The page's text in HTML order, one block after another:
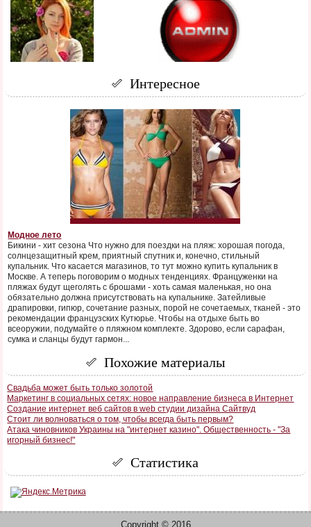
Интересное
Модное лето
Бикини - хит сезона Что нужно для поездки на пляж: хорошая погода,
солнцезащитный крем, приятный спутник и, конечно, стильный
купальник. Что касается магазинов, то тут можно купить купальник в
Москве. А теперь поговорим о модных тенденциях. Француженки на
пляжах будут щеголять с брошами - хоть самая маленькая, но она
обязательно должна присутствовать на купальнике. Затейливые
драпировки, гипюр, сочетание разных, порой не сочетаемых, тканей - это
рекомендации французских Кутюрье. Чтобы на отдыхе быть во
всеоружии, подумайте о пляжном комплекте. Здорово, если сарафан,
сумка и сланцы будут гармон...
Похожие материалы
Свадьба может быть только золотой
Маркетинг в социальных сетях: новое направление бизнеса в Интернет
Создание интернет веб сайтов в web студии дизайна Сайтвуд
Стоит ли волноваться о том, чтобы всегда быть первым?
Атака чиновников Украины на "интернет казино". Общественность - "За
игорный бизнес!"
Статистика
Copyright © 2016